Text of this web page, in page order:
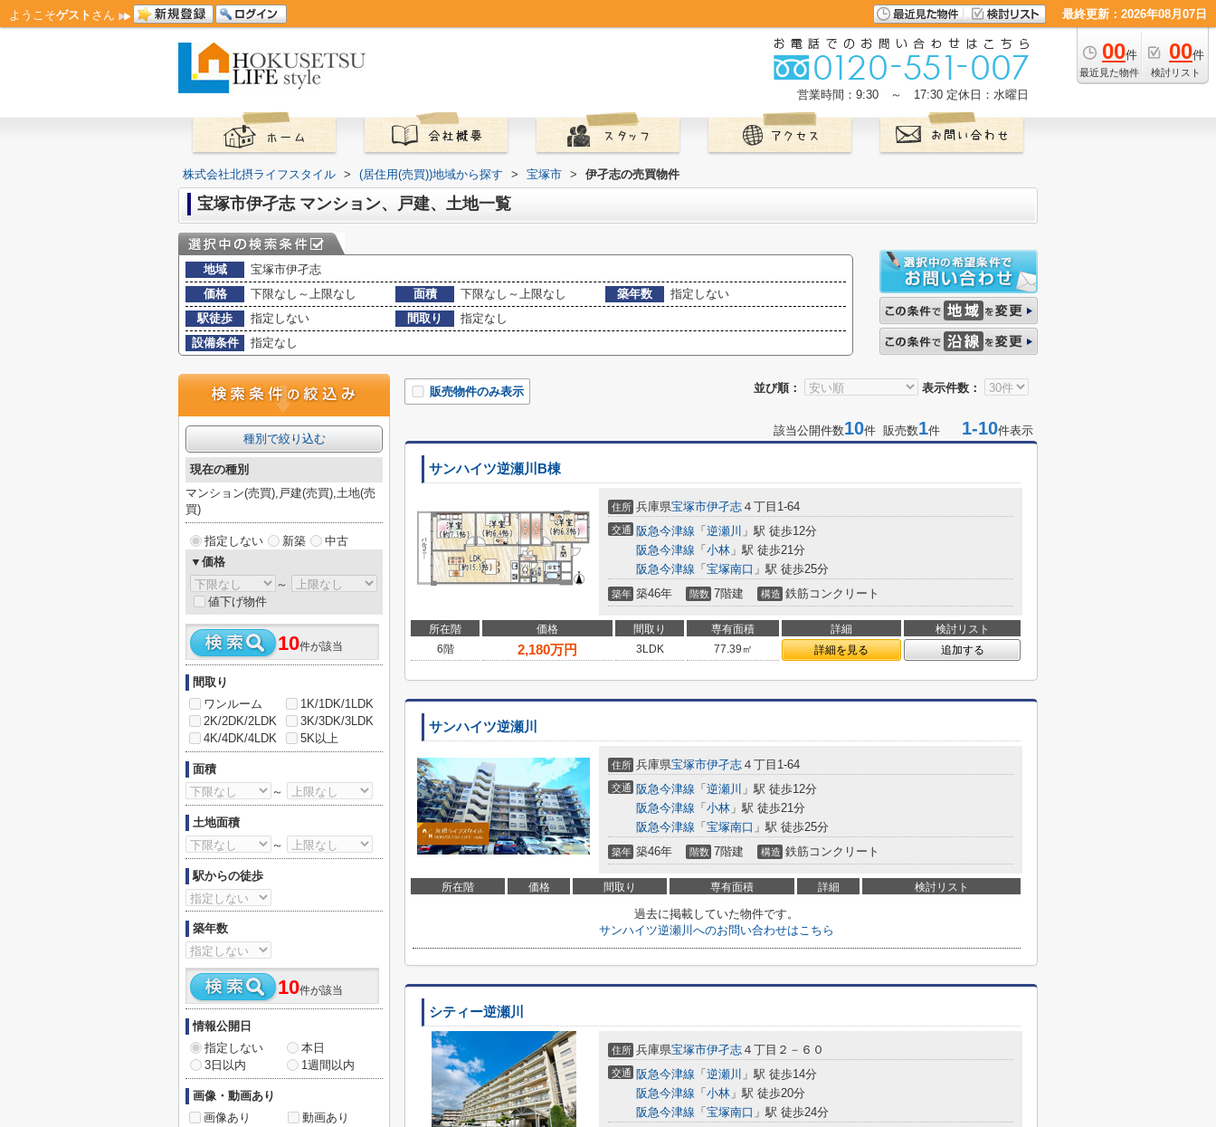
ようこそゲスト さん 最終更新：2026年08月07日
00件
最近見た物件
00件
検討リスト
営業時間：9:30 ～ 17:30 定休日：水曜日
株式会社北摂ライフスタイル > (居住用(売買))地域から探す > 宝塚市 > 伊孑志の売買物件
宝塚市伊孑志 マンション、戸建、土地一覧
地域
宝塚市伊孑志
価格
下限なし～上限なし 面積 下限なし～上限なし 築年数
指定しない
駅徒歩
指定しない 間取り
指定なし
設備条件
指定なし
並び順： 表示件数：
販売物件のみ表示
該当公開件数10件 販売数1件 1-10件表示
サンハイツ逆瀬川B棟
住所 兵庫県宝塚市伊孑志 ４丁目1-64
交通 阪急今津線 「 逆瀬川 」駅 徒歩12分
阪急今津線 「 小林 」駅 徒歩21分
阪急今津線 「 宝塚南口 」駅 徒歩25分
築年 築46年 階数 7階建 構造 鉄筋コンクリート
所在階 価格 間取り 専有面積 詳細
検討リスト
6階
2,180万円 3LDK 77.39㎡ 詳細を見る 追加する
サンハイツ逆瀬川
住所 兵庫県宝塚市伊孑志 ４丁目1-64
交通 阪急今津線 「 逆瀬川 」駅 徒歩12分
阪急今津線 「 小林 」駅 徒歩21分
阪急今津線 「 宝塚南口 」駅 徒歩25分
築年 築46年 階数 7階建 構造 鉄筋コンクリート
所在階 価格 間取り 専有面積 詳細 検討リスト
過去に掲載していた物件です。
サンハイツ逆瀬川へのお問い合わせはこちら
シティー逆瀬川
住所 兵庫県宝塚市伊孑志 ４丁目２－６０
交通 阪急今津線 「 逆瀬川 」駅 徒歩14分
阪急今津線 「 小林 」駅 徒歩20分
阪急今津線 「 宝塚南口 」駅 徒歩24分
種別で絞り込む
現在の種別
マンション(売買),戸建(売買),土地(売
買)
指定しない 新築
中古
▼価格
～
値下げ物件
10件が該当
間取り
ワンルーム
1K/1DK/1LDK
2K/2DK/2LDK
3K/3DK/3LDK
4K/4DK/4LDK
5K以上
面積
～
土地面積
～
駅からの徒歩
築年数
10件が該当
情報公開日
指定しない
本日
3日以内
1週間以内
画像・動画あり
画像あり
動画あり